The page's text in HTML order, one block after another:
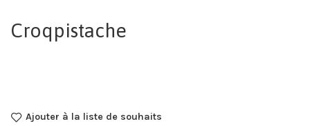
Croqpistache
Ajouter à la liste de souhaits